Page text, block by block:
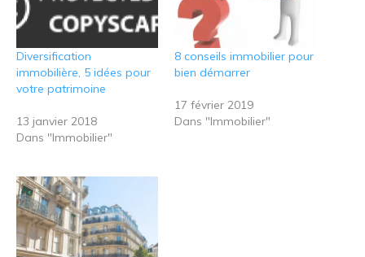
Diversification
immobilière, 5 idées pour
votre patrimoine
13 janvier 2018
Dans "Immobilier"
8 conseils immobilier pour
bien démarrer
17 février 2019
Dans "Immobilier"